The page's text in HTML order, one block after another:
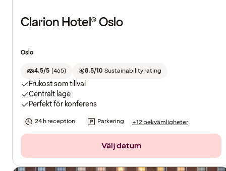
Clarion Hotel® Oslo
Oslo
4.5/5 (465) 8.5/10 Sustainability rating
Frukost som tillval
Centralt läge
Perfekt för konferens
24 h reception Parkering +12 bekvämligheter
Välj datum